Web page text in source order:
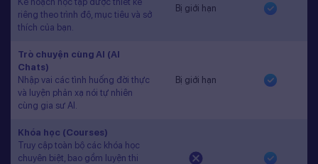
riêng theo trình độ, mục tiêu và sở
thích của bạn.
Bị giới hạn
Trò chuyện cùng AI (AI
Chats)
Nhập vai các tình huống đời thực
và luyện phản xạ nói tự nhiên
cùng gia sư AI.
Bị giới hạn
Khóa học (Courses)
Truy cập toàn bộ các khóa học
chuyên biệt, bao gồm luyện thi